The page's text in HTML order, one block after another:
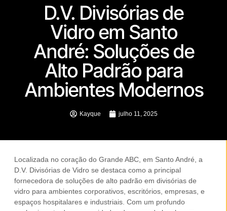
D.V. Divisórias de
Vidro em Santo
André: Soluções de
Alto Padrão para
Ambientes Modernos
Kayque julho 11, 2025
Localizada no coração do Grande ABC, em Santo André , a
D.V. Divisórias de Vidro se destaca como a principal
fornecedora de soluções de alto padrão em divisórias de
vidro para ambientes corporativos escritórios empresas , e
espaços hospitalares e industriais . Com um profundo